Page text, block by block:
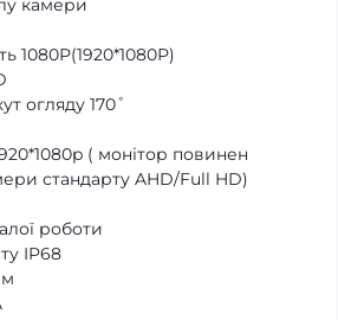
камери
1080Р(1920*1080Р)
огляду 170˚
( монітор повинен
стандарту AHD/Full HD)
роботи
IP68